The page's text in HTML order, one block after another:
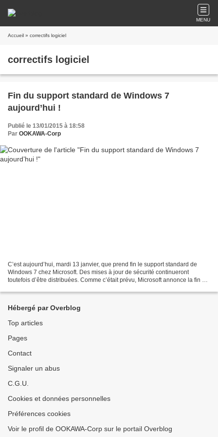
MENU
Accueil » correctifs logiciel
correctifs logiciel
Fin du support standard de Windows 7
aujourd’hui !
Publié le 13/01/2015 à 18:58
Par OOKAWA-Corp
C’est aujourd’hui, mardi 13 janvier, que prend fin le support standard de
Windows 7 chez Microsoft. Des mises à jour de sécurité continueront
toutefois d’être distribuées. Comme c’était prévu, Microsoft annonce la fin du
Hébergé par Overblog
Top articles
Pages
Contact
Signaler un abus
C.G.U.
Cookies et données personnelles
Préférences cookies
Voir le profil de OOKAWA-Corp sur le portail Overblog